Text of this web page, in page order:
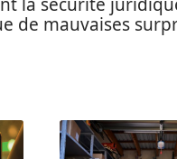
de mauvaises